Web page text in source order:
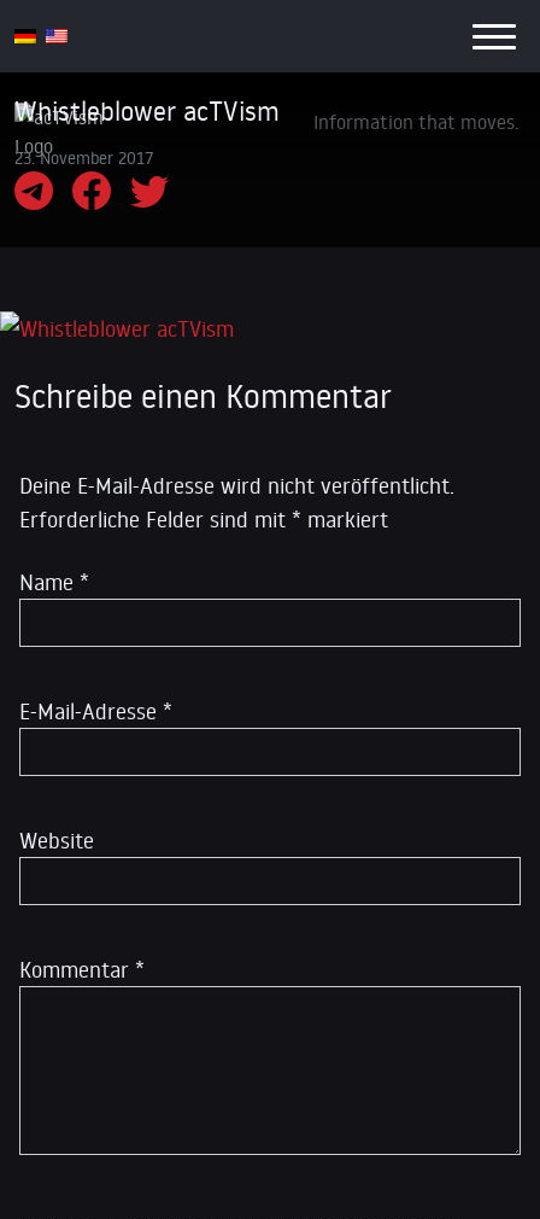
Information that moves.
Whistleblower acTVism
23. November 2017
Schreibe einen Kommentar
Deine E-Mail-Adresse wird nicht veröffentlicht.
Erforderliche Felder sind mit * markiert
Kommentar *
Name *
E-Mail-Adresse *
Website